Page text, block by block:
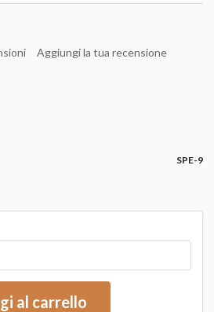
Aggiungi la tua recensione
SPE-9
al carrello